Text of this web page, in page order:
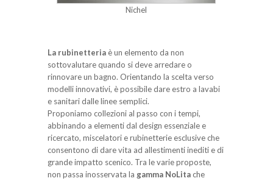
Nichel
La rubinetteria è un elemento da non
sottovalutare quando si deve arredare o
rinnovare un bagno. Orientando la scelta verso
modelli innovativi, è possibile dare estro a lavabi
e sanitari dalle linee semplici.
Proponiamo collezioni al passo con i tempi,
abbinando a elementi dal design essenziale e
ricercato, miscelatori e rubinetterie esclusive che
consentono di dare vita ad allestimenti inediti e di
grande impatto scenico. Tra le varie proposte,
non passa inosservata la gamma NoLitache